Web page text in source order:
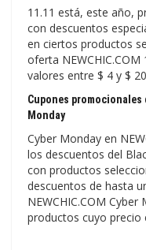
11.11 está, este año,
con descuentos
en ciertos productos
oferta
valores entre $ 4 y $
Cupones promocionales
Monday
Cyber ​​Monday en
los descuentos del
con productos
descuentos de hasta
NEWCHIC.COM
productos cuyo precio